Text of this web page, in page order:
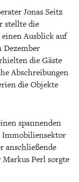
Jonas Seitz
stellte die
Ausblick auf
Dezember
die Gäste
Abschreibungen
die Objekte
spannenden
Immobiliensektor
anschließende
Perl sorgte